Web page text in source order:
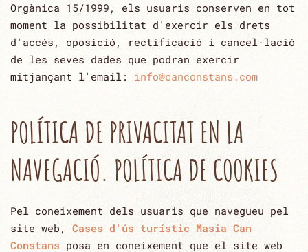
Orgànica 15/1999, els usuaris conserven en tot
moment la possibilitat ‎d'exercir els drets
d'accés, oposició, rectificació i cancel·lació
de les seves dades que podran exercir
mitjançant ‎l'email: info@canconstans.com
POLÍTICA DE PRIVACITAT EN LA
NAVEGACIÓ. POLÍTICA DE COOKIES
Pel coneixement dels usuaris que navegueu pel
site web, Cases d'ús turístic Masia Can
Constans posa en coneixement que el site ‎web